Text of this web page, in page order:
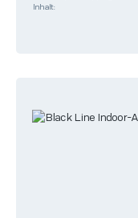
Inhalt: